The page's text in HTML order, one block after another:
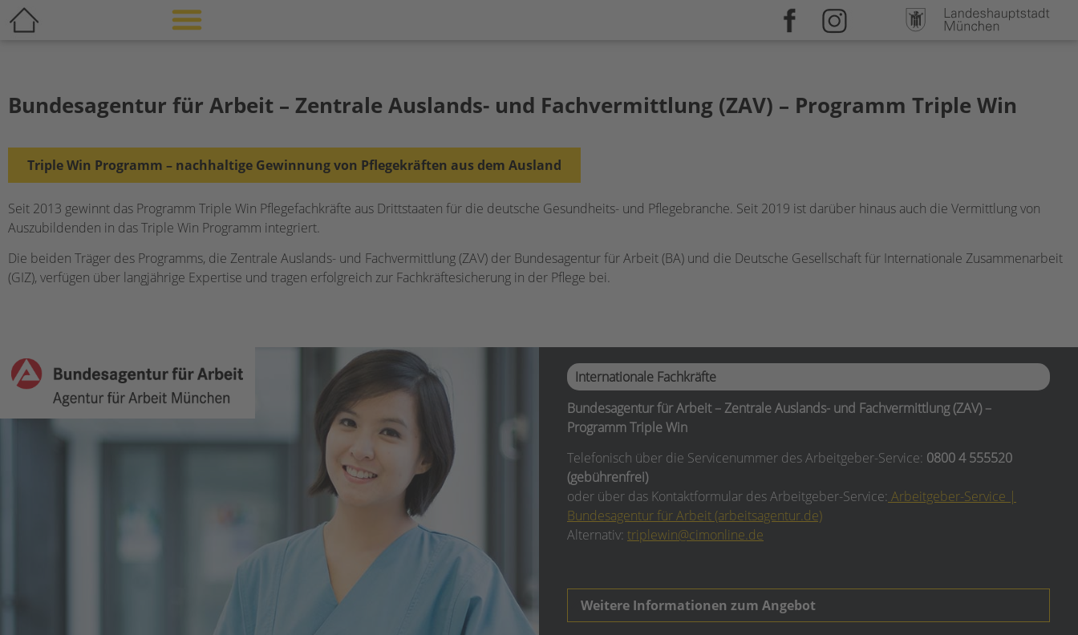
Bundesagentur für Arbeit – Zentrale Auslands- und Fachvermittlung (ZAV) – Programm Triple Win
Triple Win Programm – nachhaltige Gewinnung von Pflegekräften aus dem Ausland
Seit 2013 gewinnt das Programm Triple Win Pflegefachkräfte aus Drittstaaten für die deutsche Gesundheits- und Pflegebranche. Seit 2019 ist darüber hinaus auch die Vermittlung von
Auszubildenden in das Triple Win Programm integriert.
Die beiden Träger des Programms, die Zentrale Auslands- und Fachvermittlung (ZAV) der Bundesagentur für Arbeit (BA) und die Deutsche Gesellschaft für Internationale Zusammenarbeit
(GIZ), verfügen über langjährige Expertise und tragen erfolgreich zur Fachkräftesicherung in der Pflege bei.
Internationale Fachkräfte
Bundesagentur für Arbeit – Zentrale Auslands- und Fachvermittlung (ZAV) –
Programm Triple Win
Telefonisch über die Servicenummer des Arbeitgeber-Service: 0800 4 555520
(gebührenfrei)
oder über das Kontaktformular des Arbeitgeber-Service: Arbeitgeber-Service |
Bundesagentur für Arbeit (arbeitsagentur.de)
Alternativ: triplewin@cimonline.de
Weitere Informationen zum Angebot